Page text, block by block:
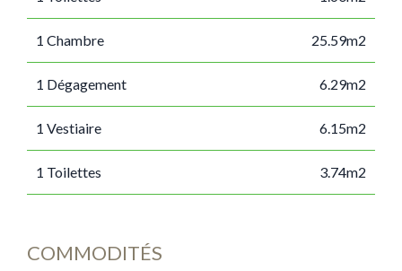
1 Chambre 25.59m2
1 Dégagement 6.29m2
1 Vestiaire 6.15m2
1 Toilettes 3.74m2
COMMODITÉS